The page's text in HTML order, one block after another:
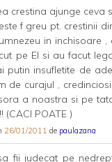
crestina ajunge ceva
f greu pt. crestinii
in inchisoare
pe El si au facut
putin insufletite de
de curajul ,
a noastra si pe
(CACI POATE )
26/01/2011 de paulazana
fii judecat pe